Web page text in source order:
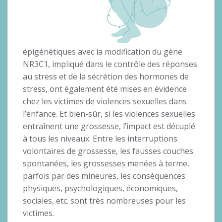
épigénétiques avec la modification du gène
NR3C1, impliqué dans le contrôle des réponses
au stress et de la sécrétion des hormones de
stress, ont également été mises en évidence
chez les victimes de violences sexuelles dans
l’enfance. Et bien-sûr, si les violences sexuelles
entraînent une grossesse, l’impact est décuplé
à tous les niveaux. Entre les interruptions
volontaires de grossesse, les fausses couches
spontanées, les grossesses menées à terme,
parfois par des mineures, les conséquences
physiques, psychologiques, économiques,
sociales, etc. sont très nombreuses pour les
victimes.